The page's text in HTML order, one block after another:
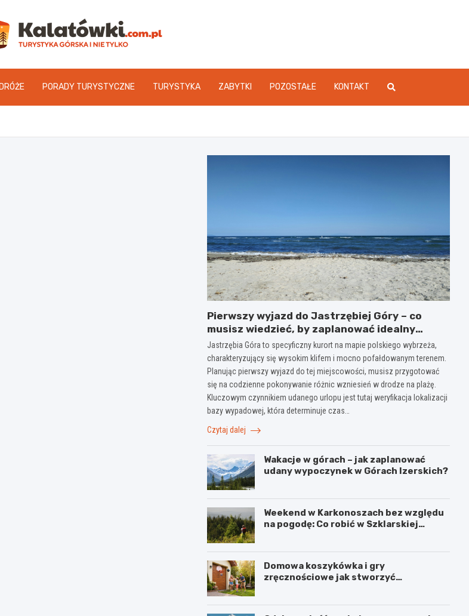
PORADY TURYSTYCZNE TURYSTYKA ZABYTKI POZOSTAŁE KONTAKT
Pierwszy wyjazd do Jastrzębiej Góry – co
musisz wiedzieć, by zaplanować idealny
urlop?
Jastrzębia Góra to specyficzny kurort na mapie polskiego wybrzeża,
charakteryzujący się wysokim klifem i mocno pofałdowanym terenem.
Planując pierwszy wyjazd do tej miejscowości, musisz przygotować
się na codzienne pokonywanie różnic wzniesień w drodze na plażę.
Kluczowym czynnikiem udanego urlopu jest tutaj weryfikacja lokalizacji
bazy wypadowej, która determinuje czas…
Czytaj dalej
Wakacje w górach – jak zaplanować
udany wypoczynek w Górach Izerskich?
Weekend w Karkonoszach bez względu
na pogodę: Co robić w Szklarskiej
Domowa koszykówka i gry
zręcznościowe jak stworzyć